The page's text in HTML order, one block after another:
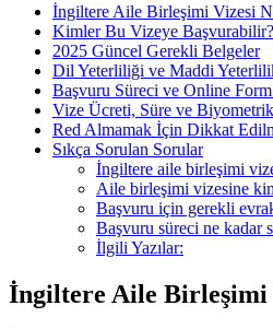
İngiltere Aile Birleşimi Vizesi
Kimler Bu Vizeye Başvurabilir?
2025 Güncel Gerekli Belgeler
Dil Yeterliliği ve Maddi
Başvuru Süreci ve Online
Vize Ücreti, Süre ve
Red Almamak İçin Dikkat
Sıkça Sorulan Sorular
İngiltere aile birleşimi
Aile birleşimi vizesine
Başvuru için gerekli
Başvuru süreci ne kadar
İlgili Yazılar:
İngiltere Aile Birleşimi